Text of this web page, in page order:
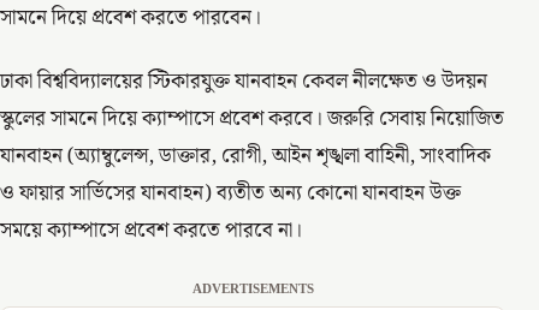
সামনে দিয়ে প্রবেশ করতে পারবেন।
ঢাকা বিশ্ববিদ্যালয়ের স্টিকারযুক্ত যানবাহন কেবল নীলক্ষেত ও উদয়ন
স্কুলের সামনে দিয়ে ক্যাম্পাসে প্রবেশ করবে। জরুরি সেবায় নিয়োজিত
যানবাহন (অ্যাম্বুলেন্স, ডাক্তার, রোগী, আইন শৃঙ্খলা বাহিনী, সাংবাদিক
ও ফায়ার সার্ভিসের যানবাহন) ব্যতীত অন্য কোনো যানবাহন উক্ত
সময়ে ক্যাম্পাসে প্রবেশ করতে পারবে না।
ADVERTISEMENTS